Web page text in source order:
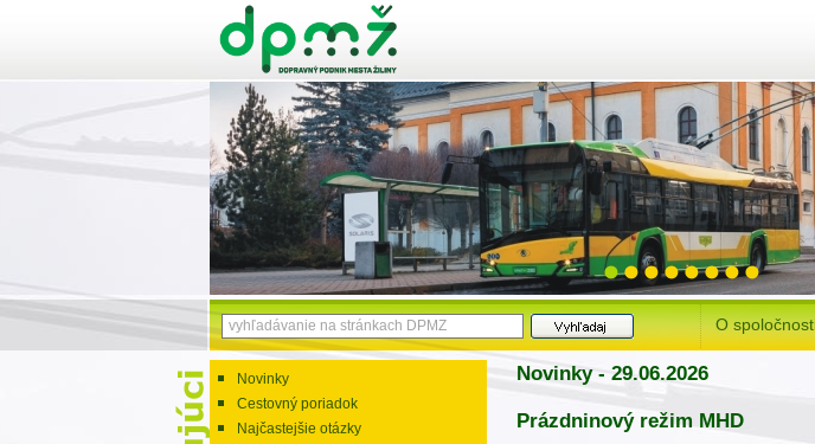
O
Novinky
Cestovný poriadok
Najčastejšie otázky
Novinky - 29.06.2026
Prázdninový režim MHD